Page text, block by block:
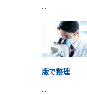
...
版で整理
...